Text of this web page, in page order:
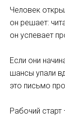
Человек
он решает:
он успевает
Если они
шансы упали
это письмо
Рабочий